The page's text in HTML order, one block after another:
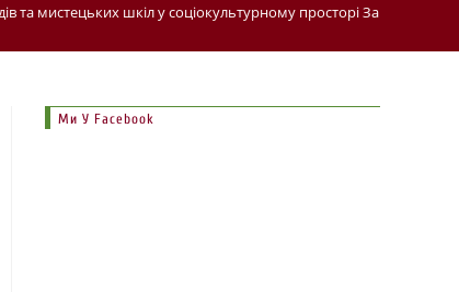
та мистецьких шкіл у соціокультурному просторі Закарпаття
Ми У Facebook